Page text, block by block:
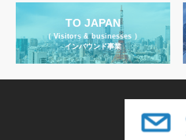
TO JAPAN
（ Visitors & businesses ）
インバウンド事業